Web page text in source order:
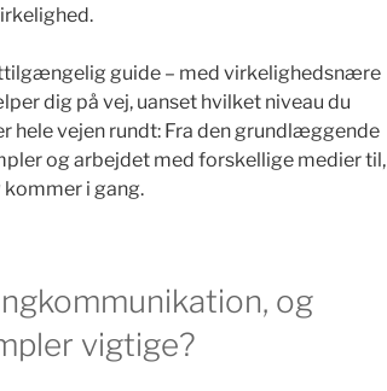
guide – med virkelighedsnære
dig på vej, uanset hvilket niveau du
hele vejen rundt: Fra den grundlæggende
og arbejdet med forskellige medier til,
i gang.
og
vigtige?